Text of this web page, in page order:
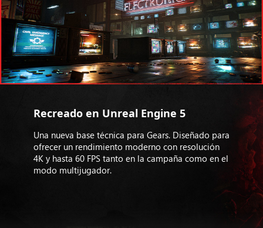
Recreado en Unreal Engine 5
Una nueva base técnica para Gears. Diseñado para
ofrecer un rendimiento moderno con resolución
4K y hasta 60 FPS tanto en la campaña como en el
modo multijugador.